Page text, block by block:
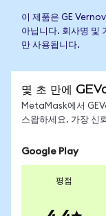
이 제품은 GE
아닙니다. 회사명 및
만 사용됩니다.
몇 초 만에
MetaMask에서
스왑하세요. 가장 신
Google Play
평점